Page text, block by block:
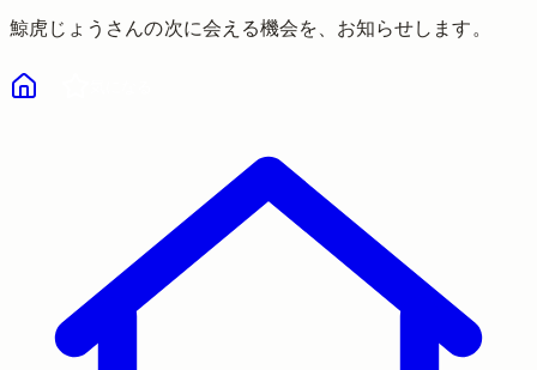
鯨虎じょう さんの次に会える機会を、お知らせします。